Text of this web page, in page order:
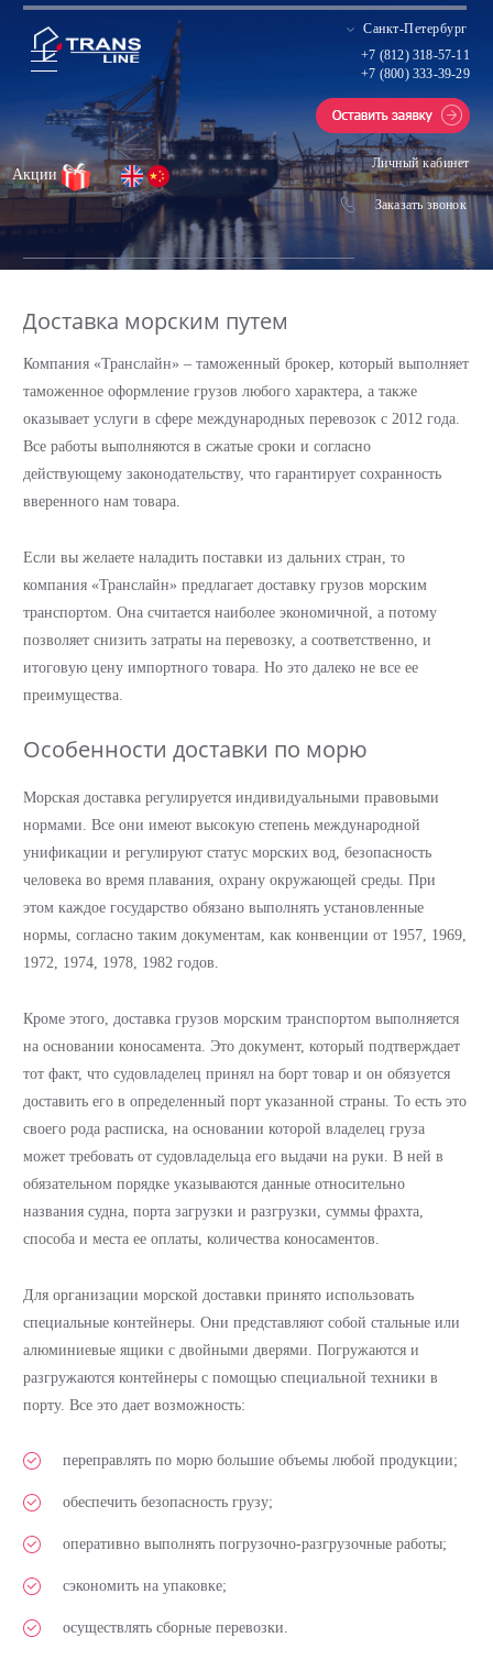
Санкт-Петербург
Заказать звонок
+7 (812) 318-57-11
+7 (800) 333-39-29
Личный кабинет
Акции
Доставка морским путем
Компания «Транслайн» – таможенный брокер, который выполняет
таможенное оформление грузов любого характера, а также
оказывает услуги в сфере международных перевозок с 2012 года.
Все работы выполняются в сжатые сроки и согласно
действующему законодательству, что гарантирует сохранность
вверенного нам товара.
Если вы желаете наладить поставки из дальних стран, то
компания «Транслайн» предлагает доставку грузов морским
транспортом. Она считается наиболее экономичной, а потому
позволяет снизить затраты на перевозку, а соответственно, и
итоговую цену импортного товара. Но это далеко не все ее
преимущества.
Особенности доставки по морю
Морская доставка регулируется индивидуальными правовыми
нормами. Все они имеют высокую степень международной
унификации и регулируют статус морских вод, безопасность
человека во время плавания, охрану окружающей среды. При
этом каждое государство обязано выполнять установленные
нормы, согласно таким документам, как конвенции от 1957, 1969,
1972, 1974, 1978, 1982 годов.
Кроме этого, доставка грузов морским транспортом выполняется
на основании коносамента. Это документ, который подтверждает
тот факт, что судовладелец принял на борт товар и он обязуется
доставить его в определенный порт указанной страны. То есть это
своего рода расписка, на основании которой владелец груза
может требовать от судовладельца его выдачи на руки. В ней в
обязательном порядке указываются данные относительно
названия судна, порта загрузки и разгрузки, суммы фрахта,
способа и места ее оплаты, количества коносаментов.
Для организации морской доставки принято использовать
специальные контейнеры. Они представляют собой стальные или
алюминиевые ящики с двойными дверями. Погружаются и
разгружаются контейнеры с помощью специальной техники в
порту. Все это дает возможность:
переправлять по морю большие объемы любой продукции;
обеспечить безопасность грузу;
оперативно выполнять погрузочно-разгрузочные работы;
сэкономить на упаковке;
осуществлять сборные перевозки.